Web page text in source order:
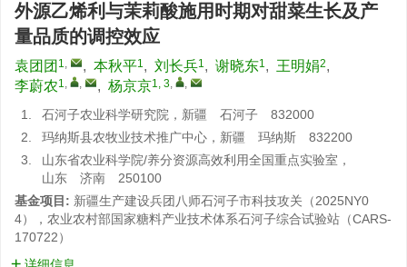
外源乙烯利与茉莉酸施用时期对甜菜生长及产
量品质的调控效应
袁团团 1, , 本秋平1, 刘长兵1, 谢晓东1, 王明娟2,
李蔚农1, , , 杨京京1, 3, ,
1.
石河子农业科学研究院，新疆 石河子 832000
2.
玛纳斯县农牧业技术推广中心，新疆 玛纳斯 832200
3.
山东省农业科学院/养分资源高效利用全国重点实验室，
山东 济南 250100
基金项目: 新疆生产建设兵团八师石河子市科技攻关（2025NY0
4），农业农村部国家糖料产业技术体系石河子综合试验站（CARS-
170722）